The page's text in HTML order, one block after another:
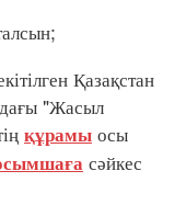
Қазақстан
"Жасыл
құрамы осы
сәйкес